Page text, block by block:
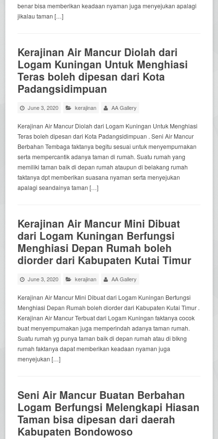
benar bisa memberikan keadaan nyaman juga menyejukan apalagi
jikalau taman […]
Kerajinan Air Mancur Diolah dari
Logam Kuningan Untuk Menghiasi
Teras boleh dipesan dari Kota
Padangsidimpuan
June 3, 2020 kerajinan AA Gallery
Kerajinan Air Mancur Diolah dari Logam Kuningan Untuk Menghiasi
Teras boleh dipesan dari Kota Padangsidimpuan . Seni Air Mancur
Berbahan Tembaga faktanya begitu sesuai untuk menyempurnakan
serta mempercantik adanya taman di rumah. Suatu rumah yang
memiliki taman baik di depan rumah ataupun di belakang rumah
faktanya dpt memberikan suasana nyaman serta menyejukan
apalagi seandainya taman […]
Kerajinan Air Mancur Mini Dibuat
dari Logam Kuningan Berfungsi
Menghiasi Depan Rumah boleh
diorder dari Kabupaten Kutai Timur
June 3, 2020 kerajinan AA Gallery
Kerajinan Air Mancur Mini Dibuat dari Logam Kuningan Berfungsi
Menghiasi Depan Rumah boleh diorder dari Kabupaten Kutai Timur .
Kerajinan Air Mancur Terbuat dari Logam Kuningan faktanya cocok
buat menyempurnakan juga memperindah adanya taman rumah.
Suatu rumah yg punya taman baik di depan rumah atau di blkng
rumah faktanya dapat memberikan keadaan nyaman juga
menyejukan […]
Seni Air Mancur Buatan Berbahan
Logam Berfungsi Melengkapi Hiasan
Taman bisa dipesan dari daerah
Kabupaten Bondowoso